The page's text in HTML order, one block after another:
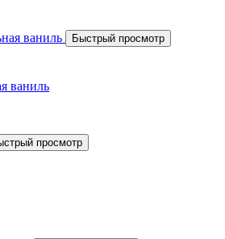
Быстрый просмотр
ваниль
просмотр